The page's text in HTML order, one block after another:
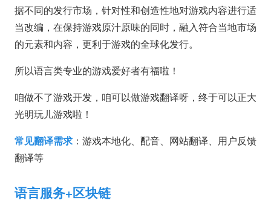
据不同的发行市场，针对性和创造性地对游戏内容进行适
当改编，在保持游戏原汁原味的同时，融入符合当地市场
的元素和内容，更利于游戏的全球化发行。
所以语言类专业的游戏爱好者有福啦！
咱做不了游戏开发，咱可以做游戏翻译呀，终于可以正大
光明玩儿游戏啦！
常见翻译需求 ：游戏本地化、配音、网站翻译、用户反馈
翻译等
语言服务+区块链